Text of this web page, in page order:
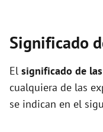
Significado
El significado de
cualquiera de las
se indican en el